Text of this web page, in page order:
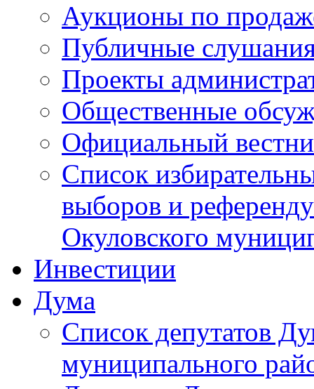
Аукционы по
Публичные
Проекты
Общественные
Официальный
Список
выборов и
Окуловского
Инвестиции
Дума
Список депутатов
муниципального